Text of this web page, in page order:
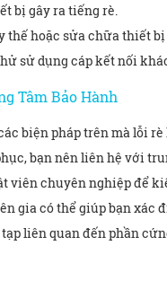
bị gây ra tiếng rè.
thế hoặc sửa chữa thiết
sử dụng cáp kết nối
Tâm Bảo Hành
biện pháp trên mà lỗi rè
bạn nên liên hệ với
viên chuyên nghiệp để
gia có thể giúp bạn xác
liên quan đến phần